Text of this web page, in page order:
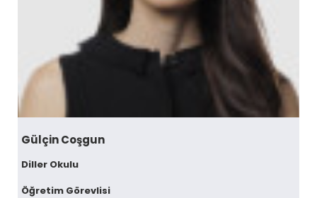
Gülçin Coşgun
Diller Okulu
Öğretim Görevlisi